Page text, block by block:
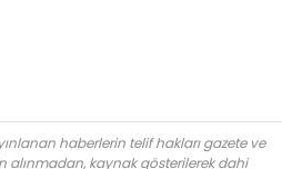
haberlerin telif hakları gazete ve
alınmadan, kaynak gösterilerek dahi